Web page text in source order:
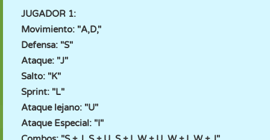
JUGADOR 1:
Movimiento: "A,D,"
Defensa: "S"
Ataque: "J"
Salto: "K"
Sprint: "L"
Ataque lejano: "U"
Ataque Especial: "I"